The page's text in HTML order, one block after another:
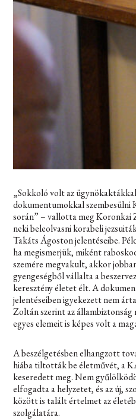
„Sokkoló volt az
dokumentumokkal szembesülni
során” – vallotta meg Koronkai
neki beleolvasni korabeli
Takáts Ágoston jelentéseibe.
ha megismerjük, miként
szemére megvakult, akkor
gyengeségből vállalta a
keresztény életet élt. A
jelentéseiben igyekezett nem
Zoltán szerint az állambiztonság
egyes elemeit is képes volt a
A beszélgetésben elhangzott
hiába tiltották be életművét, a
keseredett meg. Nem
elfogadta a helyzetet, és az új,
között is talált értelmet az
szolgálatára.